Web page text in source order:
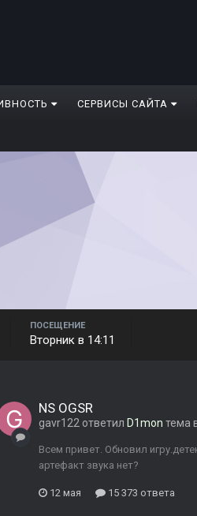
СЕРВИСЫ САЙТА
ПОСЕЩЕНИЕ
Вторник в 14:11
NS OGSR
gavr122 ответил D1mon тема
Всем привет. Обновил
артефакт звука нет?
12 мая 15 373 ответа